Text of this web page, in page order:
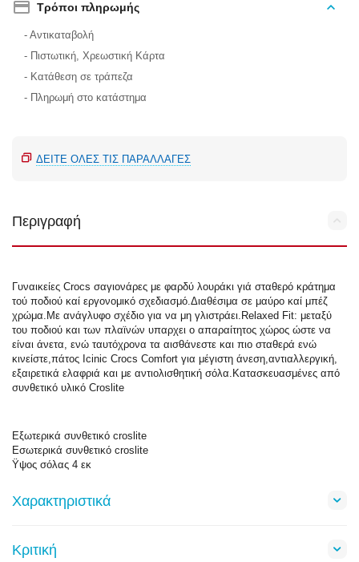
Τρόποι πληρωμής
- Αντικαταβολή
- Πιστωτική, Χρεωστική Κάρτα
- Κατάθεση σε τράπεζα
- Πληρωμή στο κατάστημα
ΔΕΊΤΕ ΌΛΕΣ ΤΙΣ ΠΑΡΑΛΛΑΓΈΣ
Περιγραφή
Γυναικείες Crocs σαγιονάρες με φαρδύ λουράκι γιά σταθερό κράτημα
τού ποδιού καί εργονομικό σχεδιασμό.Διαθέσιμα σε μαύρο καί μπέζ
χρώμα.Με ανάγλυφο σχέδιο για να μη γλιστράει.Relaxed Fit: μεταξύ
του ποδιού και των πλαϊνών υπαρχει ο απαραίτητος χώρος ώστε να
είναι άνετα, ενώ ταυτόχρονα τα αισθάνεστε και πιο σταθερά ενώ
κινείστε,πάτος Icinic Crocs Comfort για μέγιστη άνεση,αντιαλλεργική,
εξαιρετικά ελαφριά και με αντιολισθητική σόλα.Κατασκευασμένες από
συνθετικό υλικό Croslite
Εξωτερικά συνθετικό croslite
Εσωτερικά συνθετικό croslite
Ϋψος σόλας 4 εκ
Χαρακτηριστικά
Κριτική